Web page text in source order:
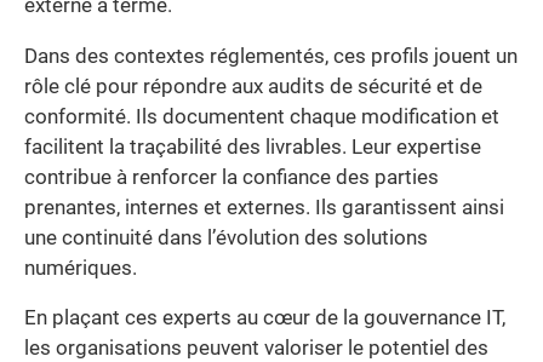
externe à terme.
Dans des contextes réglementés, ces profils jouent un
rôle clé pour répondre aux audits de sécurité et de
conformité. Ils documentent chaque modification et
facilitent la traçabilité des livrables. Leur expertise
contribue à renforcer la confiance des parties
prenantes, internes et externes. Ils garantissent ainsi
une continuité dans l’évolution des solutions
numériques.
En plaçant ces experts au cœur de la gouvernance IT,
les organisations peuvent valoriser le potentiel des